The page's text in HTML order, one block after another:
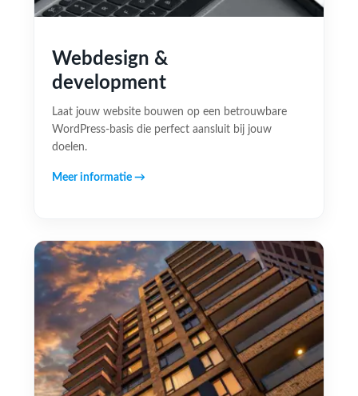
Webdesign &
development
Laat jouw website bouwen op een betrouwbare
WordPress-basis die perfect aansluit bij jouw
doelen.
Meer informatie →